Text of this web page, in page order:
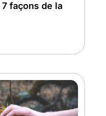
façons de la